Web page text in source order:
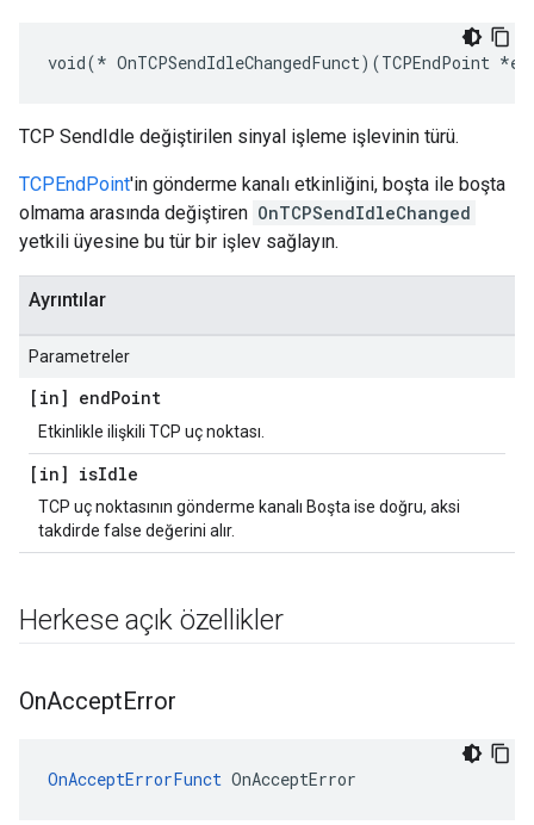
void(* OnTCPSendIdleChangedFunct)(TCPEndPoint
TCP SendIdle değiştirilen sinyal işleme işlevinin türü.
TCPEndPoint'in gönderme kanalı etkinliğini, boşta ile boşta
olmama arasında değiştiren OnTCPSendIdleChanged
yetkili üyesine bu tür bir işlev sağlayın.
Ayrıntılar
Parametreler
[in] endPoint
Etkinlikle ilişkili TCP uç noktası.
[in] isIdle
TCP uç noktasının gönderme kanalı Boşta ise doğru, aksi
takdirde false değerini alır.
Herkese açık özellikler
OnAcceptError
OnAcceptErrorFunct OnAcceptError